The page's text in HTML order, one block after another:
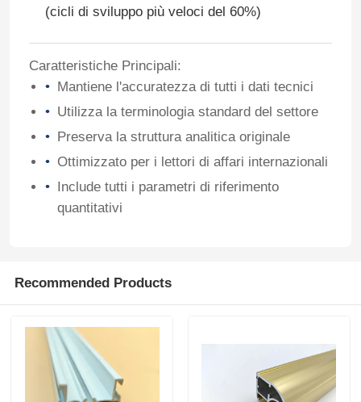
Visita alla fabbrica
Controllo di qualità
Contattaci
(cicli di sviluppo più veloci del 60%)
Caratteristiche Principali:
Mantiene l'accuratezza di tutti i dati tecnici
Utilizza la terminologia standard del settore
Preserva la struttura analitica originale
Ottimizzato per i lettori di affari internazionali
Include tutti i parametri di riferimento
quantitativi
Recommended Products